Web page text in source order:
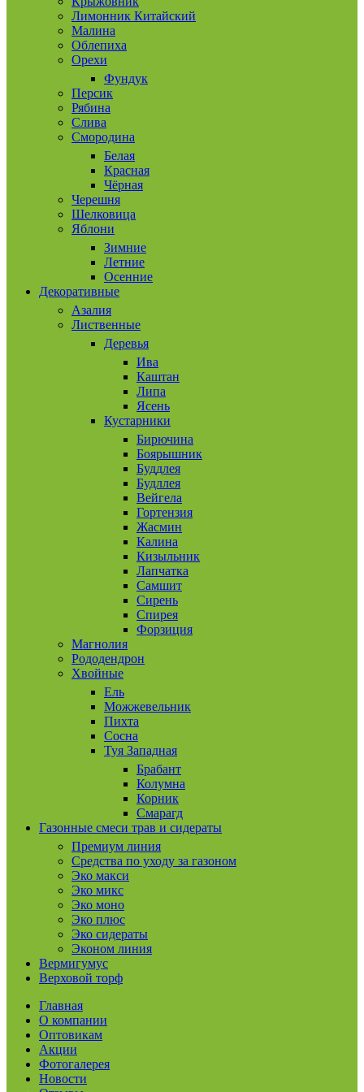
Лимонник Китайский
Малина
Облепиха
Орехи
Фундук
Персик
Рябина
Слива
Смородина
Белая
Красная
Чёрная
Черешня
Шелковица
Яблони
Зимние
Летние
Осенние
Декоративные
Азалия
Лиственные
Деревья
Ива
Каштан
Липа
Ясень
Кустарники
Бирючина
Боярышник
Буддлея
Будллея
Вейгела
Гортензия
Жасмин
Калина
Кизыльник
Лапчатка
Самшит
Сирень
Спирея
Форзиция
Магнолия
Рододендрон
Хвойные
Ель
Можжевельник
Пихта
Сосна
Туя Западная
Брабант
Колумна
Корник
Смарагд
Газонные смеси трав и сидераты
Премиум линия
Средства по уходу за газоном
Эко макси
Эко микс
Эко моно
Эко плюс
Эко сидераты
Эконом линия
Вермигумус
Верховой торф
Главная
О компании
Оптовикам
Акции
Фотогалерея
Новости